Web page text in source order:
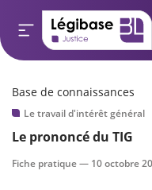
connaissances
Base de connaissances
Le travail d'intérêt général
Le prononcé du TIG
Fiche pratique — 10 octobre